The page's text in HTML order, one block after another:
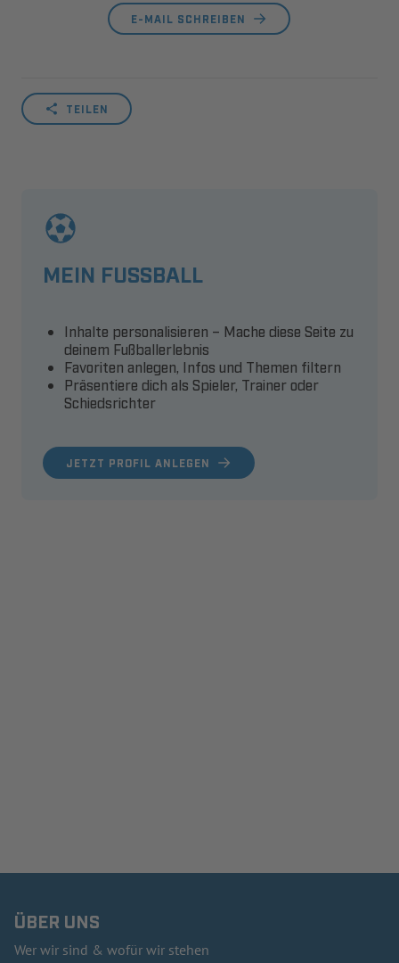
E-MAIL SCHREIBEN
TEILEN
MEIN FUSSBALL
JETZT PROFIL ANLEGEN
Inhalte personalisieren – Mache diese Seite zu
deinem Fußballerlebnis
Favoriten anlegen, Infos und Themen filtern
Präsentiere dich als Spieler, Trainer oder
Schiedsrichter
ÜBER UNS
Wer wir sind & wofür wir stehen